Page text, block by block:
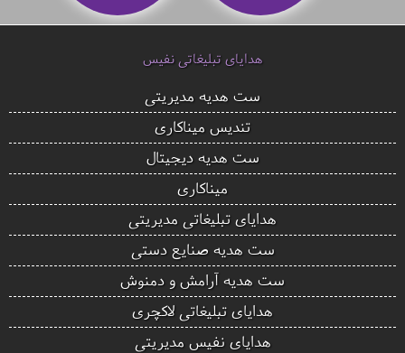
هدایای تبلیغاتی نفیس
ست هدیه مدیریتی
تندیس میناکاری
ست هدیه دیجیتال
میناکاری
هدایای تبلیغاتی مدیریتی
ست هدیه صنایع دستی
ست هدیه آرامش و دمنوش
هدایای تبلیغاتی لاکچری
هدایای نفیس مدیریتی